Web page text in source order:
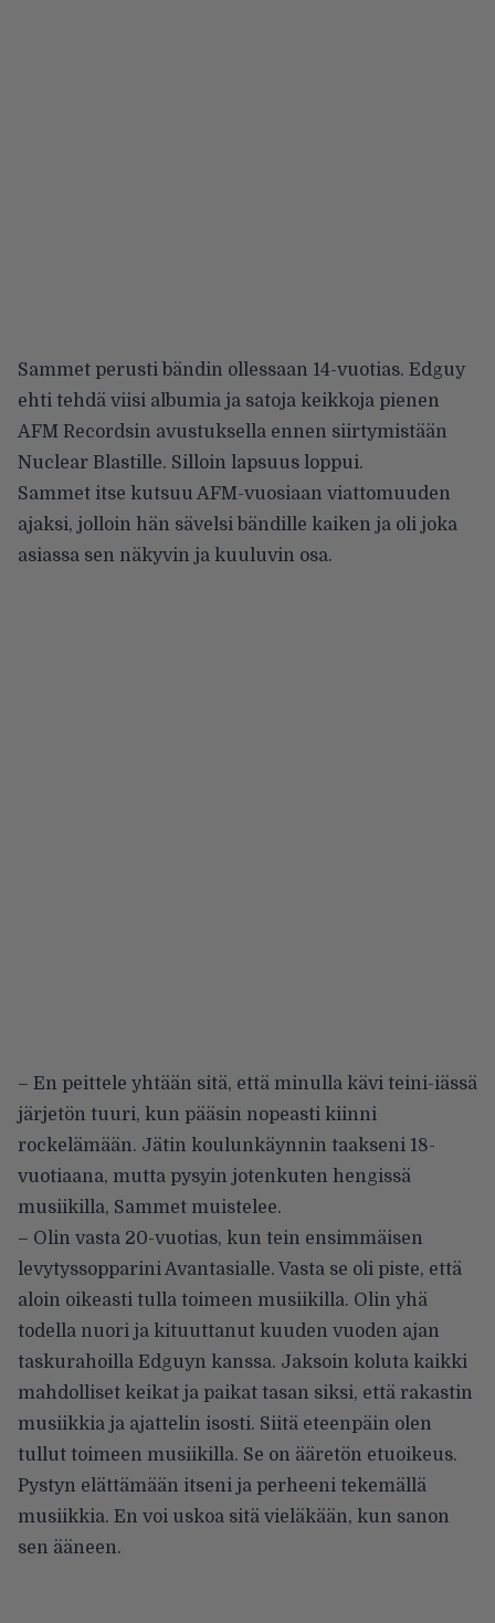
Sammet perusti bändin ollessaan 14-vuotias. Edguy
ehti tehdä viisi albumia ja satoja keikkoja pienen
AFM Recordsin avustuksella ennen siirtymistään
Nuclear Blastille. Silloin lapsuus loppui.
Sammet itse kutsuu AFM-vuosiaan viattomuuden
ajaksi, jolloin hän sävelsi bändille kaiken ja oli joka
asiassa sen näkyvin ja kuuluvin osa.
– En peittele yhtään sitä, että minulla kävi teini-iässä
järjetön tuuri, kun pääsin nopeasti kiinni
rockelämään. Jätin koulunkäynnin taakseni 18-
vuotiaana, mutta pysyin jotenkuten hengissä
musiikilla, Sammet muistelee.
– Olin vasta 20-vuotias, kun tein ensimmäisen
levytyssopparini Avantasialle. Vasta se oli piste, että
aloin oikeasti tulla toimeen musiikilla. Olin yhä
todella nuori ja kituuttanut kuuden vuoden ajan
taskurahoilla Edguyn kanssa. Jaksoin koluta kaikki
mahdolliset keikat ja paikat tasan siksi, että rakastin
musiikkia ja ajattelin isosti. Siitä eteenpäin olen
tullut toimeen musiikilla. Se on ääretön etuoikeus.
Pystyn elättämään itseni ja perheeni tekemällä
musiikkia. En voi uskoa sitä vieläkään, kun sanon
sen ääneen.